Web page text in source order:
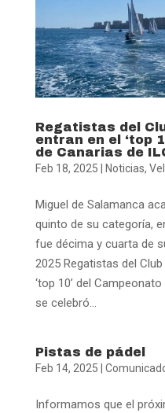
Regatistas del
entran en el ‘top
de Canarias de
Feb 18, 2025 Noticias,
Miguel de Salamanca
quinto de su categoría,
fue décima y cuarta de
2025 Regatistas del
‘top 10’ del
se celebró...
Pistas de pádel
Feb 14, 2025
Informamos que el